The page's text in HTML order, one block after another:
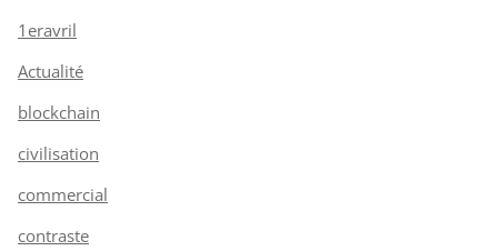
1eravril
Actualité
blockchain
civilisation
commercial
contraste